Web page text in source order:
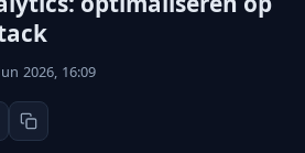
2026, 16:09